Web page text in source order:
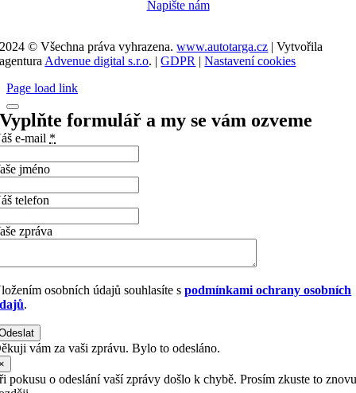
Napište nám
2024 © Všechna práva vyhrazena.www.autotarga.cz | Vytvořila
agentura Advenue digital s.r.o. |GDPR |Nastavení cookies
Page load link
Vyplňte formulář a my se vám ozveme
e-mail *
jméno
telefon
zpráva
osobních údajů souhlasíte spodmínkami ochrany osobních
.
vám za vaši zprávu. Bylo to odesláno.
pokusu o odeslání vaší zprávy došlo k chybě. Prosím zkuste to